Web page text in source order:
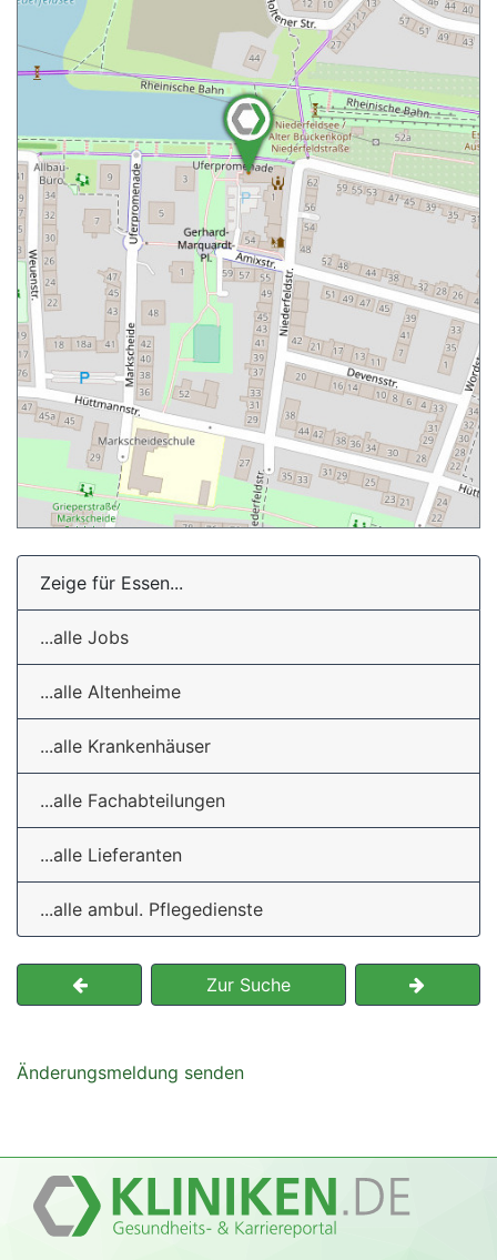
Zeige für Essen...
...alle Jobs
...alle Altenheime
...alle Krankenhäuser
...alle Fachabteilungen
...alle Lieferanten
...alle ambul. Pflegedienste
Zur Suche
Änderungsmeldung senden